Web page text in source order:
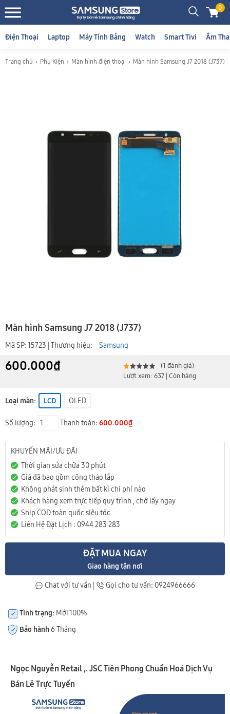
0
Điện Thoại Laptop Máy Tính Bảng Watch Smart Tivi Âm
Trang chủ Phụ Kiện Màn hình điện thoại Màn hình Samsung J7 2018 (J737)
Màn hình Samsung J7 2018 (J737)
Mã SP: 15723 | Thương hiệu: Samsung
600.000₫
(1 đánh giá)
Lượt xem: 637 | Còn hàng
Loại màn: LCD OLED
Số lượng: Thanh toán: 600.000₫
KHUYẾN MÃI/ƯU ĐÃI
Thời gian sửa chữa 30 phút
Giá đã bao gồm công tháo lắp
Không phát sinh thêm bất kì chi phí nào
Khách hàng xem trực tiếp quy trình , chờ lấy ngay
Ship COD toàn quốc siêu tốc
Liên Hệ Đặt Lịch : 0944 283 283
ĐẶT MUA NGAY
Giao hàng tận nơi
Chat với tư vấn | Gọi cho tư vấn: 0924966666
Tình trạng: Mới 100%
Bảo hành 6 Tháng
Ngọc Nguyễn Retail ,. JSC Tiên Phong Chuẩn Hoá Dịch Vụ
Bán Lẻ Trực Tuyến